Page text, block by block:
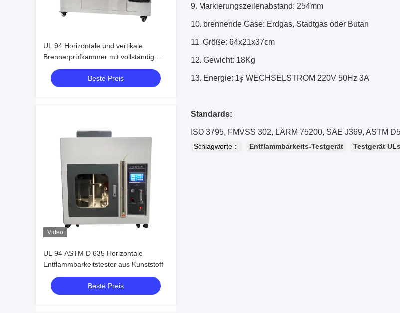
UL 94 Horizontale und vertikale
Brennerprüfkammer mit vollständig
verstellbaren Stützen
Beste Preis
Video
UL 94 ASTM D 635 Horizontale
Entflammbarkeitstester aus Kunststoff
Beste Preis
9. Markierungszeilenabstand: 254mm
10. brennende Gase: Erdgas, Stadtgas oder Butan
11. Größe: 64x21x37cm
12. Gewicht: 18Kg
13. Energie: 1∮ WECHSELSTROM 220V 50Hz 3A
Standards:
ISO 3795, FMVSS 302, LÄRM 75200, SAE J369, ASTM
Schlagworte： Entflammbarkeits-Testgerät Testgerät